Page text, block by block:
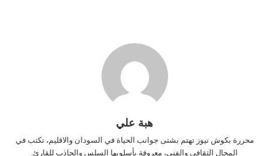
هبة علي
محررة بكوش نيوز تهتم بشتى جوانب الحياة في السودان والاقليم، تكتب في
المجال الثقافي والفني، معروفة بأسلوبها السلس والجاذب للقارئ.